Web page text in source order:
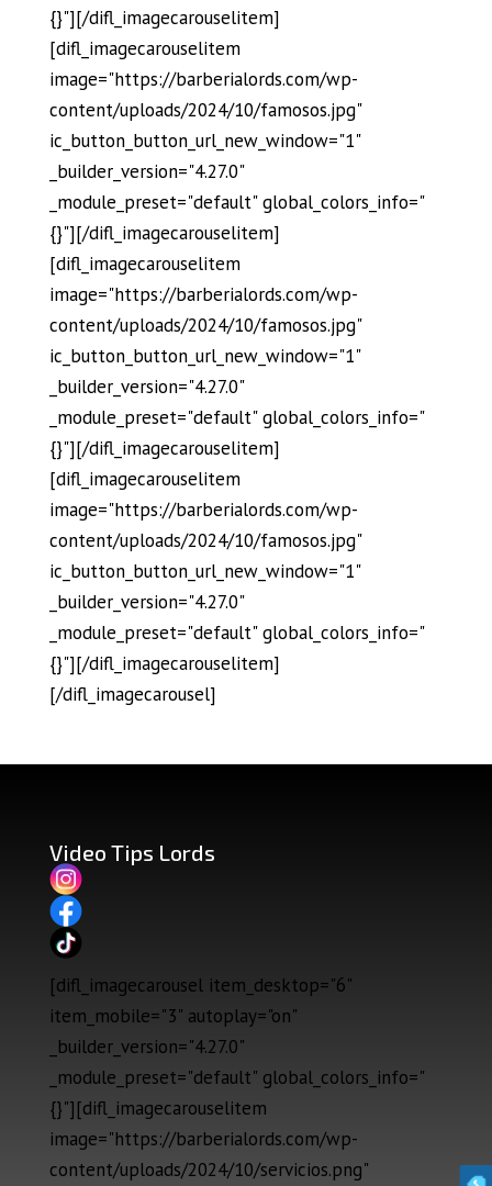
{}"][/difl_imagecarouselitem]
[difl_imagecarouselitem
image="https://barberialords.com/wp-
content/uploads/2024/10/famosos.jpg"
ic_button_button_url_new_window="1"
_builder_version="4.27.0"
_module_preset="default" global_colors_info="
{}"][/difl_imagecarouselitem]
[difl_imagecarouselitem
image="https://barberialords.com/wp-
content/uploads/2024/10/famosos.jpg"
ic_button_button_url_new_window="1"
_builder_version="4.27.0"
_module_preset="default" global_colors_info="
{}"][/difl_imagecarouselitem]
[difl_imagecarouselitem
image="https://barberialords.com/wp-
content/uploads/2024/10/famosos.jpg"
ic_button_button_url_new_window="1"
_builder_version="4.27.0"
_module_preset="default" global_colors_info="
{}"][/difl_imagecarouselitem]
[/difl_imagecarousel]
Video Tips Lords
[difl_imagecarousel item_desktop="6"
item_mobile="3" autoplay="on"
_builder_version="4.27.0"
_module_preset="default" global_colors_info="
{}"][difl_imagecarouselitem
image="https://barberialords.com/wp-
content/uploads/2024/10/servicios.png"